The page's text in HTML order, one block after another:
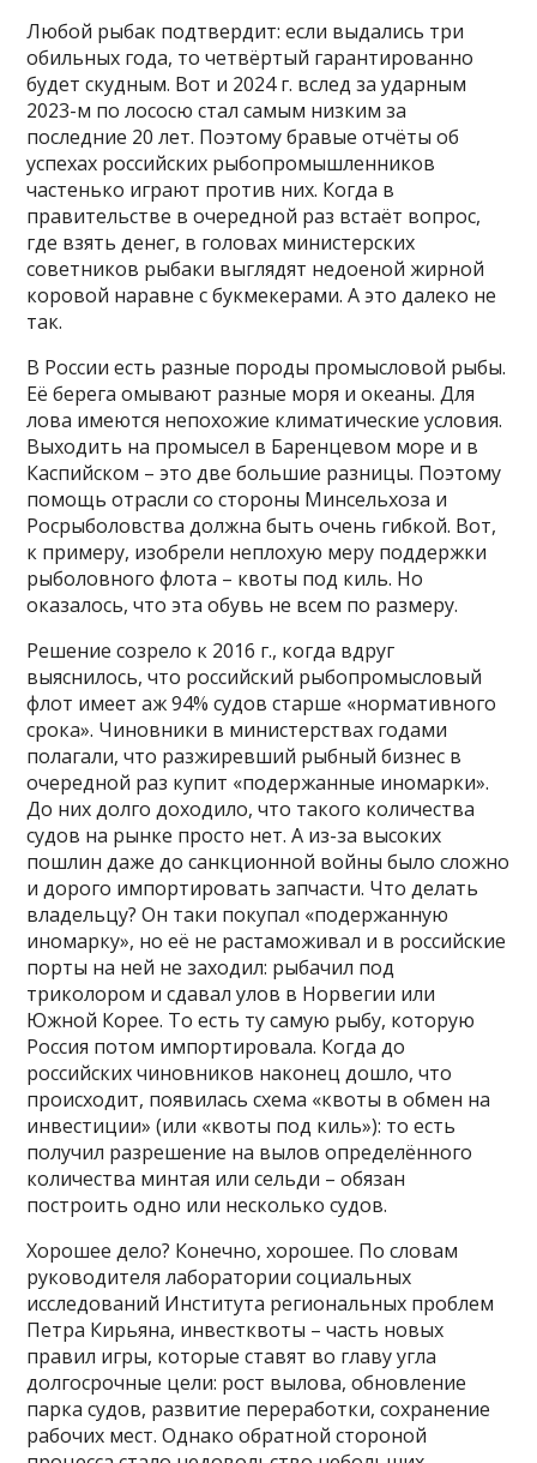
Любой рыбак подтвердит: если выдались три
обильных года, то четвёртый гарантированно
будет скудным. Вот и 2024 г. вслед за ударным
2023-м по лососю стал самым низким за
последние 20 лет. Поэтому бравые отчёты об
успехах российских рыбопромышленников
частенько играют против них. Когда в
правительстве в очередной раз встаёт вопрос,
где взять денег, в головах министерских
советников рыбаки выглядят недоеной жирной
коровой наравне с букмекерами. А это далеко не
так.
В России есть разные породы промысловой рыбы.
Её берега омывают разные моря и океаны. Для
лова имеются непохожие климатические условия.
Выходить на промысел в Баренцевом море и в
Каспийском – это две большие разницы. Поэтому
помощь отрасли со стороны Минсельхоза и
Росрыболовства должна быть очень гибкой. Вот,
к примеру, изобрели неплохую меру поддержки
рыболовного флота – квоты под киль. Но
оказалось, что эта обувь не всем по размеру.
Решение созрело к 2016 г., когда вдруг
выяснилось, что российский рыбопромысловый
флот имеет аж 94% судов старше «нормативного
срока». Чиновники в министерствах годами
полагали, что разжиревший рыбный бизнес в
очередной раз купит «подержанные иномарки».
До них долго доходило, что такого количества
судов на рынке просто нет. А из-за высоких
пошлин даже до санкционной войны было сложно
и дорого импортировать запчасти. Что делать
владельцу? Он таки покупал «подержанную
иномарку», но её не растаможивал и в российские
порты на ней не заходил: рыбачил под
триколором и сдавал улов в Норвегии или
Южной Корее. То есть ту самую рыбу, которую
Россия потом импортировала. Когда до
российских чиновников наконец дошло, что
происходит, появилась схема «квоты в обмен на
инвестиции» (или «квоты под киль»): то есть
получил разрешение на вылов определённого
количества минтая или сельди – обязан
построить одно или несколько судов.
Хорошее дело? Конечно, хорошее. По словам
руководителя лаборатории социальных
исследований Института региональных проблем
Петра Кирьяна, инвестквоты – часть новых
правил игры, которые ставят во главу угла
долгосрочные цели: рост вылова, обновление
парка судов, развитие переработки, сохранение
рабочих мест. Однако обратной стороной